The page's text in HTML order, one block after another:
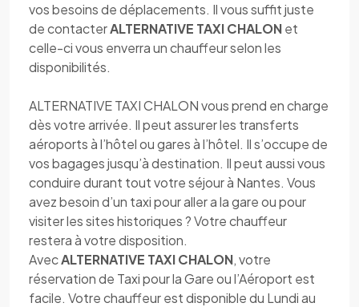
vos besoins de déplacements. Il vous suffit juste
de contacterALTERNATIVE TAXI CHALONet
celle-ci vous enverra un chauffeur selon les
disponibilités.
ALTERNATIVE TAXI CHALON vous prend en charge
dès votre arrivée. Il peut assurer les transferts
aéroports à l’hôtel ou gares à l’hôtel. Il s’occupe de
vos bagages jusqu’à destination. Il peut aussi vous
conduire durant tout votre séjour à Nantes. Vous
avez besoin d’un taxi pour aller a la gare ou pour
visiter les sites historiques ? Votre chauffeur
restera à votre disposition.
AvecALTERNATIVE TAXI CHALON, votre
réservation de Taxi pour la Gare ou l’Aéroport est
facile. Votre chauffeur est disponible du Lundi au